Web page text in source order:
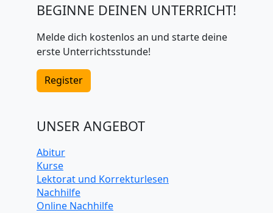
BEGINNE DEINEN UNTERRICHT!
Melde dich kostenlos an und starte deine
erste Unterrichtsstunde!
Register
UNSER ANGEBOT
Abitur
Kurse
Lektorat und Korrekturlesen
Nachhilfe
Online Nachhilfe